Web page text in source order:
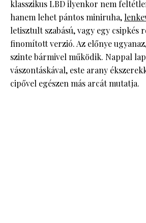
klasszikus LBD ilyenkor nem
hanem lehet pántos miniruha,
letisztult szabású, vagy egy csipkés
finomított verzió. Az előnye
szinte bármivel működik. Nappal
vászontáskával, este arany
cipővel egészen más arcát mutatja.